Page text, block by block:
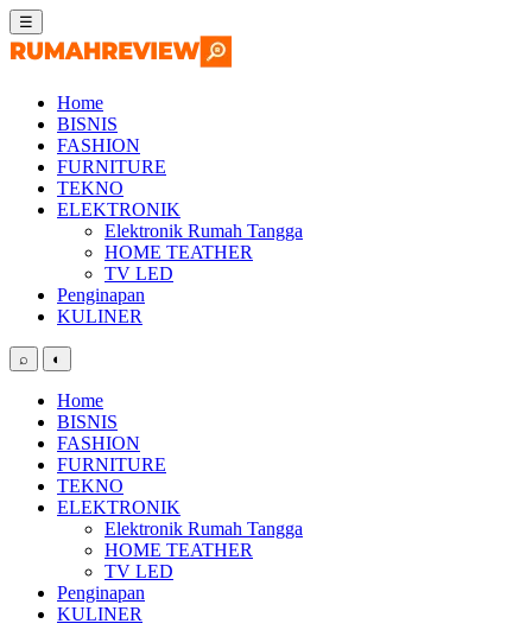
Skip
to
content
☰
Home
BISNIS
FASHION
FURNITURE
TEKNO
ELEKTRONIK
Elektronik Rumah Tangga
HOME TEATHER
TV LED
Penginapan
KULINER
⌕ ◐
Home
BISNIS
FASHION
FURNITURE
TEKNO
ELEKTRONIK
Elektronik Rumah Tangga
HOME TEATHER
TV LED
Penginapan
KULINER